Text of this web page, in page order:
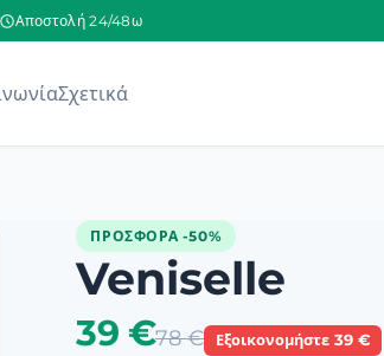
Αποστολή 24/48ω
Σχετικά
ΠΡΟΣΦΟΡΆ -50%
Veniselle
39 €78 € Εξοικονομήστε 39 €